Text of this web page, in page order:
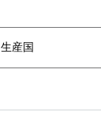
生産国